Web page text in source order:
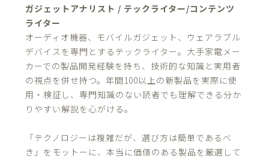
ガジェットアナリスト / テックライター/コンテンツ
ライター
オーディオ機器、モバイルガジェット、ウェアラブル
デバイスを専門とするテックライター。大手家電メー
カーでの製品開発経験を持ち、技術的な知識と実用者
の視点を併せ持つ。年間100以上の新製品を実際に使
用・検証し、専門知識のない読者でも理解できる分か
りやすい解説を心がける。
「テクノロジーは複雑だが、選び方は簡単であるべ
き」をモットーに、本当に価値のある製品を厳選して